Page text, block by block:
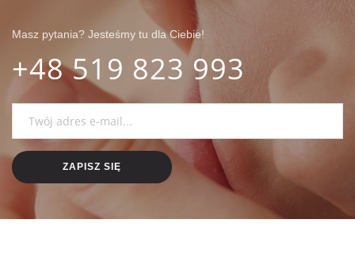
Masz pytania? Jesteśmy tu dla Ciebie!
+48 519 823 993
ZAPISZ SIĘ